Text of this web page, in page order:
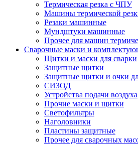
Термическая резка с ЧПУ
Машины термической
Резаки машинные
Мундштуки машинные
Прочее для машин
Сварочные маски и
Щитки и маски для сварки
Защитные щитки
Защитные щитки и очки
СИЗОД
Устройства подачи воздуха
Прочие маски и щитки
Светофильтры
Наголовники
Пластины защитные
Прочее для сварочных